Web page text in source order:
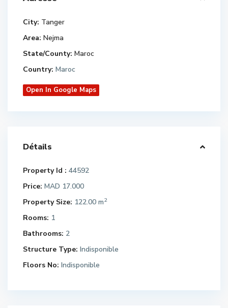
City: Tanger
Area: Nejma
State/County: Maroc
Country: Maroc
Open In Google Maps
Détails
Property Id : 44592
Price: MAD 17.000
Property Size: 122.00 m2
Rooms: 1
Bathrooms: 2
Structure Type: Indisponible
Floors No: Indisponible